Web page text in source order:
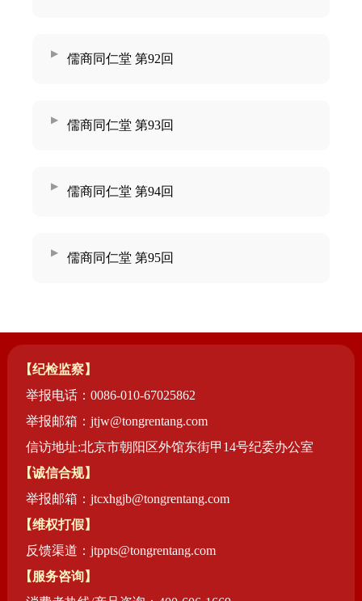
儒商同仁堂 第92回
儒商同仁堂 第93回
儒商同仁堂 第94回
儒商同仁堂 第95回
【纪检监察】
举报电话：0086-010-67025862
举报邮箱：jtjw@tongrentang.com
信访地址:北京市朝阳区外馆东街甲14号纪委办公室
【诚信合规】
举报邮箱：jtcxhgjb@tongrentang.com
【维权打假】
反馈渠道：jtppts@tongrentang.com
【服务咨询】